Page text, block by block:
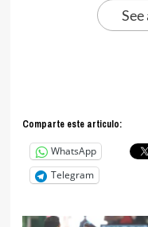
Comparte este articulo:
WhatsApp
Telegram